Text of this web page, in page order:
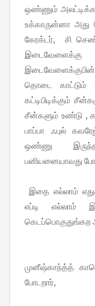
ஒண்ணும்
உக்காருன்னா அது
கேரக்டர், சி
தொடை
கட்டிபிடிக்கும்
சீன்களும் உண்டு ,
பாப்பா ஃபுல்
ஒண்ணு
பனியனையாவது
இதை எல்லாம்
எப்டி எல்லாம்
முனீஷ்காந்த்த்
போடறார்,